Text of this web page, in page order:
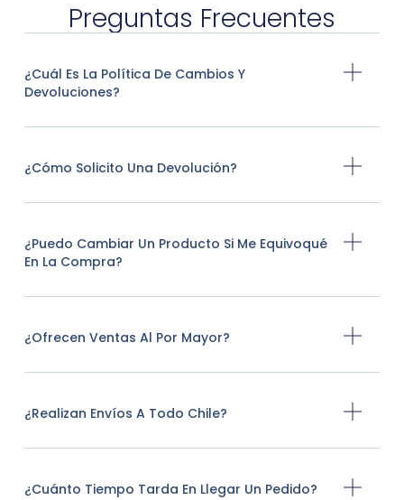
Preguntas Frecuentes
¿Cuál Es La Política De Cambios Y
Devoluciones?
¿Cómo Solicito Una Devolución?
¿Puedo Cambiar Un Producto Si Me Equivoqué
En La Compra?
¿Ofrecen Ventas Al Por Mayor?
¿Realizan Envíos A Todo Chile?
¿Cuánto Tiempo Tarda En Llegar Un Pedido?